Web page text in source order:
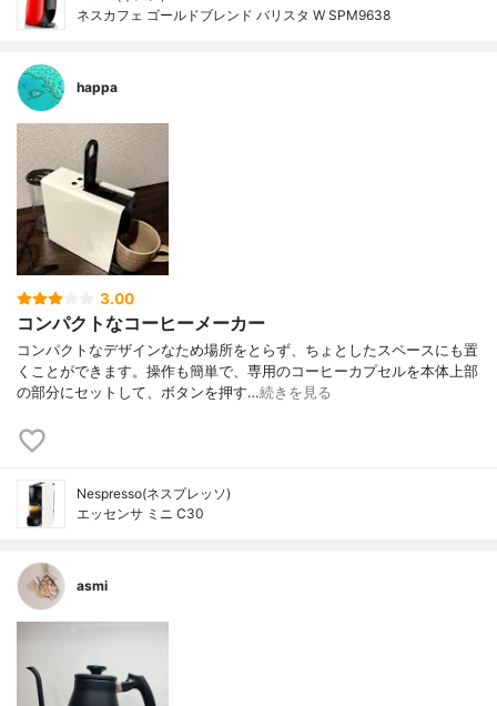
ネスカフェ ゴールドブレンド バリスタ W SPM9638
happa
3.00
コンパクトなコーヒーメーカー
コンパクトなデザインなため場所をとらず、ちょとしたスペースにも置
くことができます。操作も簡単で、専用のコーヒーカプセルを本体上部
の部分にセットして、ボタンを押す…続きを見る
Nespresso(ネスプレッソ)
エッセンサ ミニ C30
asmi